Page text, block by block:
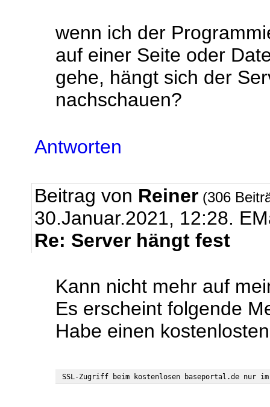
wenn ich der
auf einer Seite oder
gehe, hängt sich der
nachschauen?
Antworten
Beitrag von Reiner (306
30.Januar.2021, 12:28.
Re: Server hängt fest
Kann nicht mehr auf
Es erscheint folgende
Habe einen